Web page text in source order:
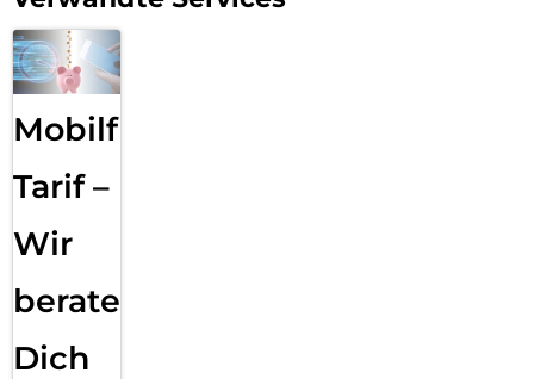
Mobilfunk
Tarif –
Wir
beraten
Dich